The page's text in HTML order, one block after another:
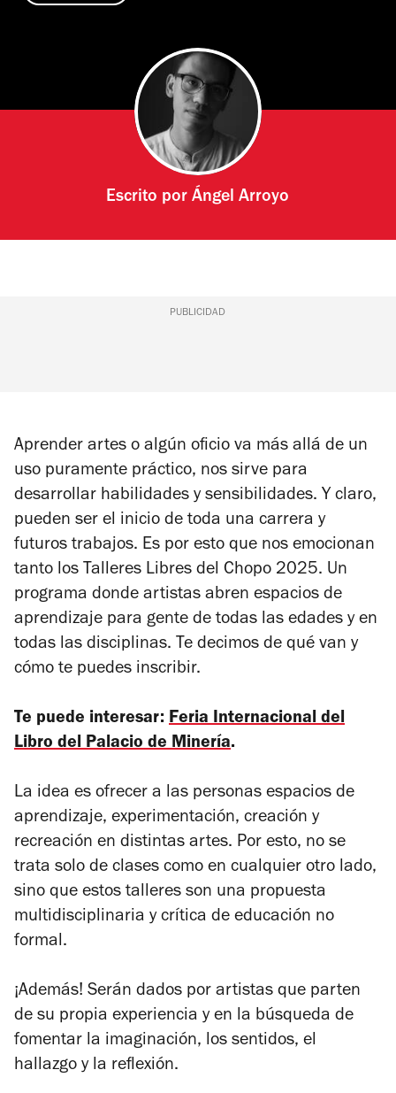
Escrito porÁngel Arroyo
PUBLICIDAD
Aprender artes o algún oficio va más allá de un
uso puramente práctico, nos sirve para
desarrollar habilidades y sensibilidades. Y claro,
pueden ser el inicio de toda una carrera y
futuros trabajos. Es por esto que nos emocionan
tanto los Talleres Libres del Chopo 2025. Un
programa donde artistas abren espacios de
aprendizaje para gente de todas las edades y en
todas las disciplinas. Te decimos de qué van y
cómo te puedes inscribir.
Te puede interesar: Feria Internacional del
Libro del Palacio de Minería.
La idea es ofrecer a las personas espacios de
aprendizaje, experimentación, creación y
recreación en distintas artes. Por esto, no se
trata solo de clases como en cualquier otro lado,
sino que estos talleres son una propuesta
multidisciplinaria y crítica de educación no
formal.
¡Además! Serán dados por artistas que parten
de su propia experiencia y en la búsqueda de
fomentar la imaginación, los sentidos, el
hallazgo y la reflexión.